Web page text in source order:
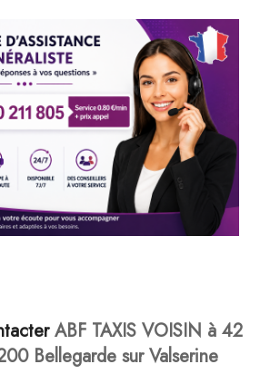
ABF TAXIS VOISIN à 42
Bellegarde sur Valserine